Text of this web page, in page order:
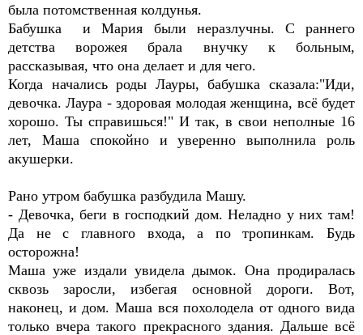
была потомственная колдунья.
Бабушка и Мария были неразлучны. С раннего
детства ворожея брала внучку к больным,
рассказывая, что она делает и для чего.
Когда начались роды Лауры, бабушка сказала:"Иди,
девочка. Лаура - здоровая молодая женщина, всё будет
хорошо. Ты справишься!" И так, в свои неполные 16
лет, Маша спокойно и уверенно выполнила роль
акушерки.
Рано утром бабушка разбудила Машу.
- Девочка, беги в господкий дом. Неладно у них там!
Да не с главного входа, а по тропинкам. Будь
осторожна!
Маша уже издали увидела дымок. Она продиралась
сквозь заросли, избегая основной дороги. Вот,
наконец, и дом. Маша вся похолодела от одного вида
только вчера такого прекрасного здания. Дальше всё